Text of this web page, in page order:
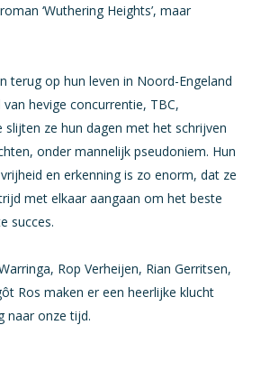
‘Wuthering Heights’, maar
terug op hun leven in Noord-Engeland
hevige concurrentie, TBC,
slijten ze hun dagen met het schrijven
onder mannelijk pseudoniem. Hun
en erkenning is zo enorm, dat ze
met elkaar aangaan om het beste
succes.
Rop Verheijen, Rian Gerritsen,
Ros maken er een heerlijke klucht
naar onze tijd.